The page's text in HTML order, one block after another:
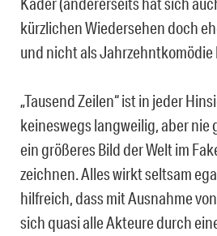
kürzlichen Wiedersehen doch
und nicht als
„Tausend Zeilen“ ist in jeder
keineswegs langweilig, aber
ein größeres Bild der Welt im
zeichnen. Alles wirkt seltsam
hilfreich, dass mit Ausnahme
sich quasi alle Akteure durch